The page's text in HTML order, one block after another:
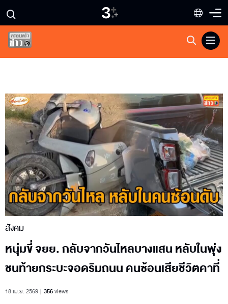
สังคม
หนุ่มขี่ จยย. กลับจากวันไหลบางแสน หลับในพุ่ง
ชนท้ายกระบะจอดริมถนน คนซ้อนเสียชีวิตคาที่
18 เม.ย. 2569 356views